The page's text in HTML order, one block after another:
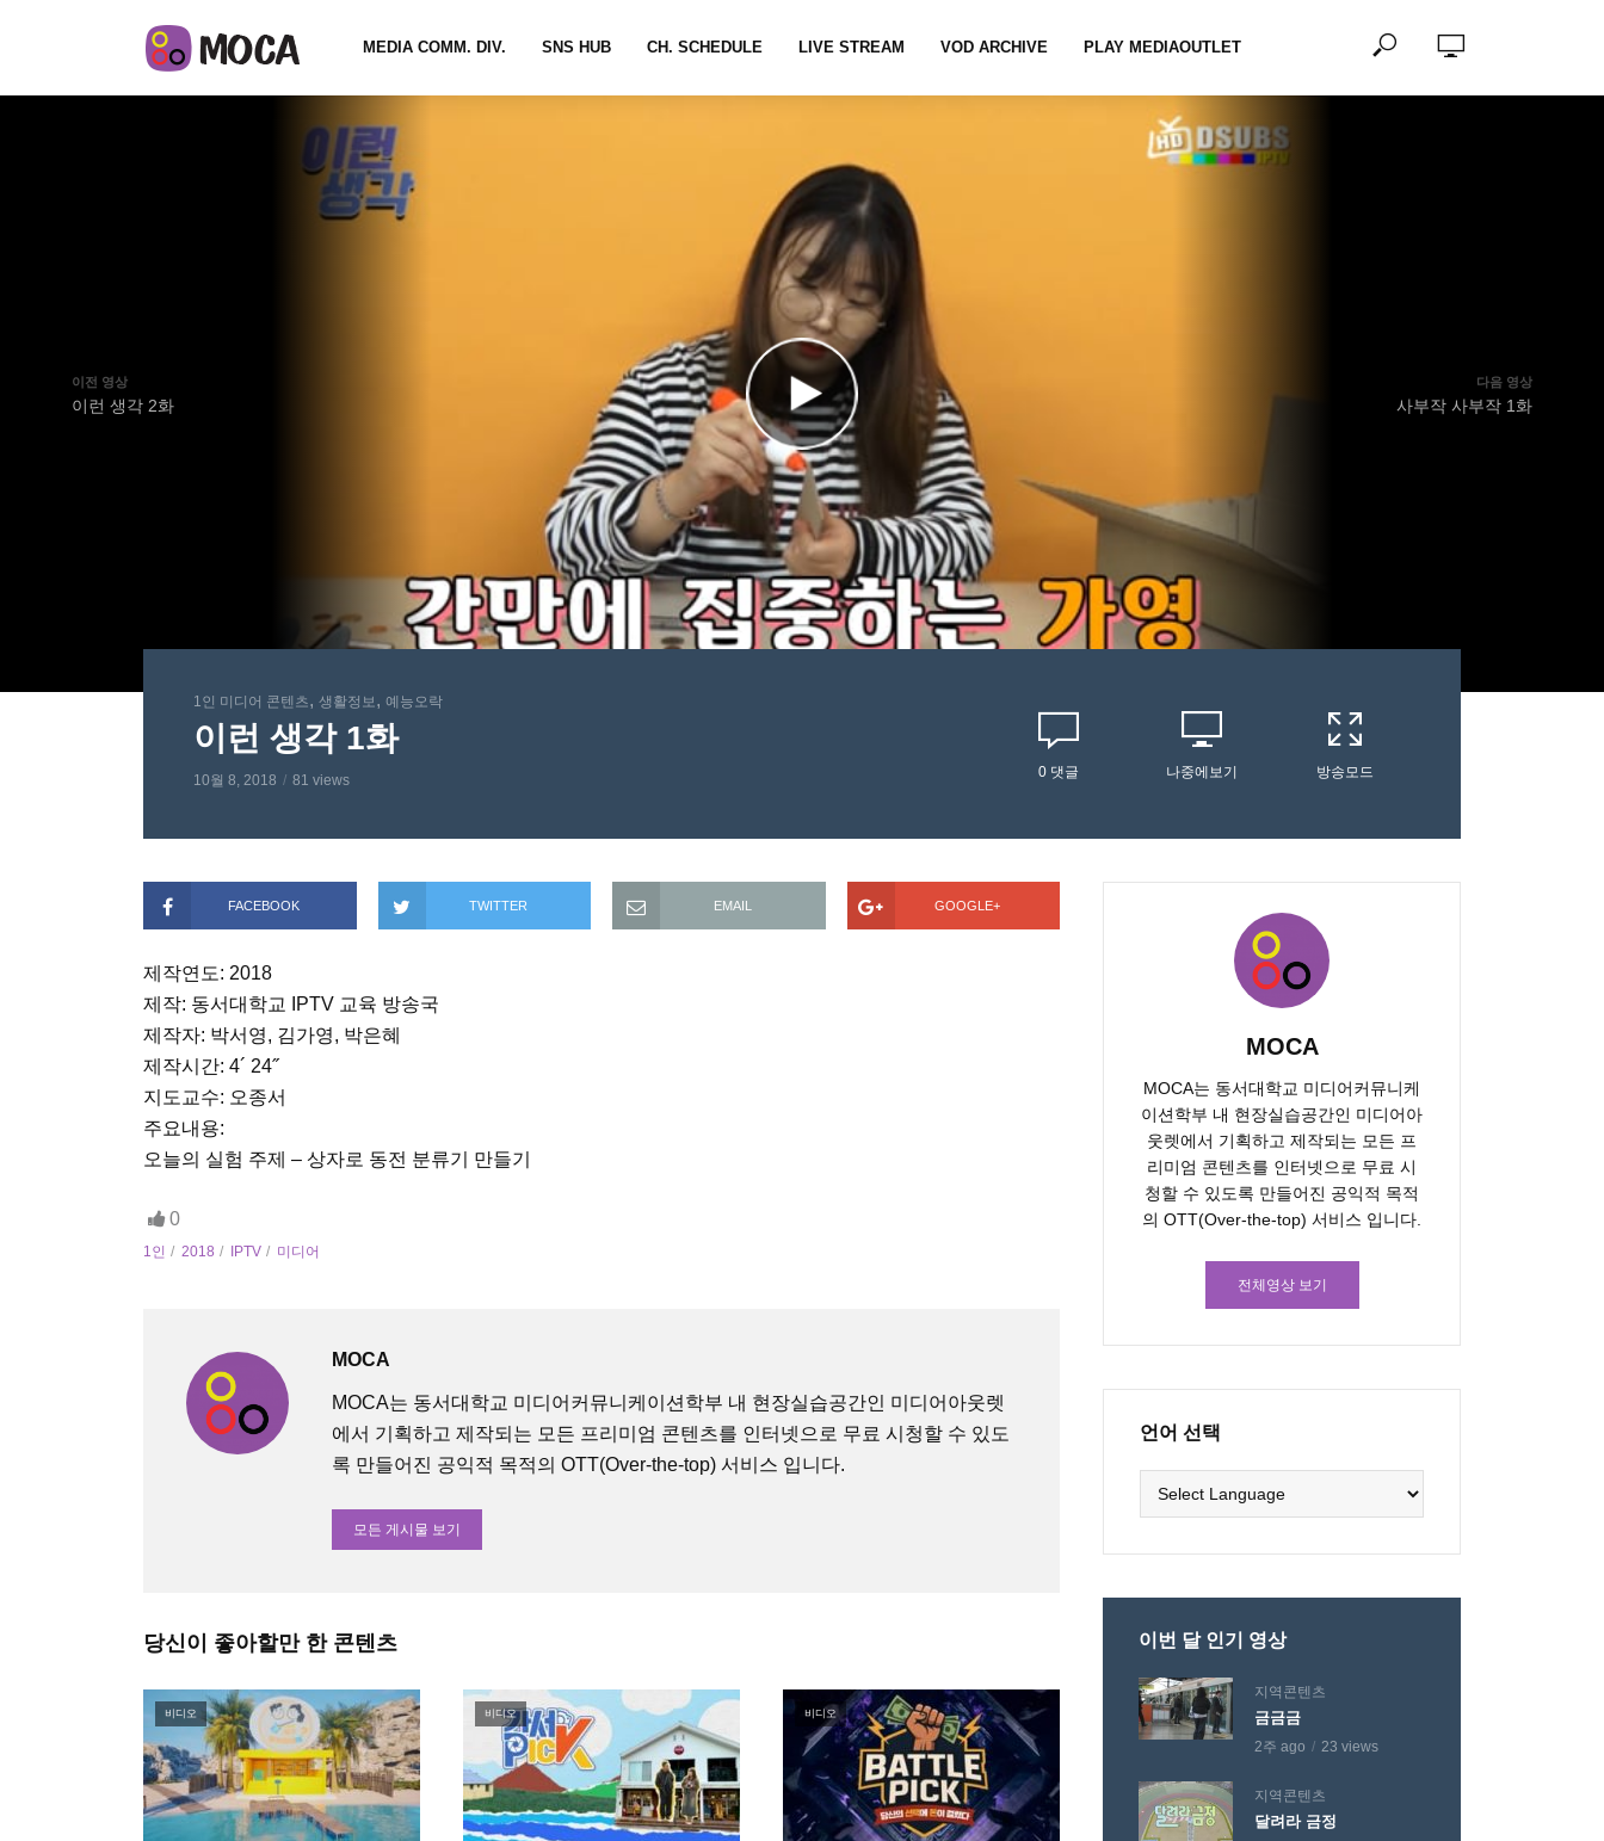
MEDIA COMM. DIV. SNS HUB CH. SCHEDULE LIVE STREAM VOD ARCHIVE PLAY MEDIAOUTLET
이전 영상
이런 생각 2화
다음 영상
사부작 사부작 1화
1인 미디어 콘텐츠, 생활정보, 예능오락
이런 생각 1화
10월 8, 2018 81 views
0 댓글 나중에보기 방송모드
FACEBOOK TWITTER EMAIL GOOGLE+
제작연도: 2018
제작: 동서대학교 IPTV 교육 방송국
제작자: 박서영, 김가영, 박은혜
제작시간: 4´ 24˝
지도교수: 오종서
주요내용:
오늘의 실험 주제 – 상자로 동전 분류기 만들기
0
1인 2018 IPTV 미디어
MOCA
MOCA는 동서대학교 미디어커뮤니케이션학부 내 현장실습공간인 미디어아웃렛
에서 기획하고 제작되는 모든 프리미엄 콘텐츠를 인터넷으로 무료 시청할 수 있도
록 만들어진 공익적 목적의 OTT(Over-the-top) 서비스 입니다.
모든 게시물 보기
당신이 좋아할만 한 콘텐츠
비디오 비디오 비디오
MOCA
MOCA는 동서대학교 미디어커뮤니케
이션학부 내 현장실습공간인 미디어아
웃렛에서 기획하고 제작되는 모든 프
리미엄 콘텐츠를 인터넷으로 무료 시
청할 수 있도록 만들어진 공익적 목적
의 OTT(Over-the-top) 서비스 입니다.
전체영상 보기
언어 선택
이번 달 인기 영상
지역콘텐츠
금금금
2주 ago 23 views
지역콘텐츠
달려라 금정